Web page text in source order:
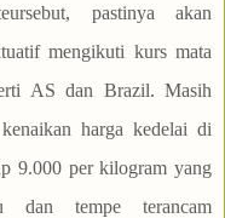
pastinya akan
mengikuti kurs mata
AS dan Brazil. Masih
harga kedelai di
9.000 per kilogram yang
dan tempe terancam